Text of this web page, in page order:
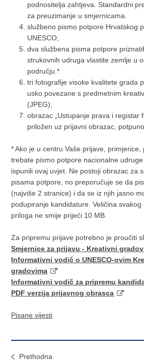
podnositelja zahtjeva. Standardni
za preuzimanje u smjernicama.
službeno pismo potpore Hrvatskog
UNESCO;
dva službena pisma potpore
strukovnih udruga vlastite zemlje u
području.*
tri fotografije visoke kvalitete grada
usko povezane s predmetnim
(JPEG);
obrazac „Ustupanje prava i registar
priložen uz prijavni obrazac,
* Ako je u centru Vaše prijave, primjerice,
trebate pismo potpore nacionalne
ispunili ovaj uvjet. Ne postoji obrazac za
pisama potpore, no preporučuje se da
(najviše 2 stranice) i da se iz njih jasno
podupiranje kandidature. Veličina
priloga ne smije prijeći 10 MB.
Za pripremu prijave potrebno je proučiti
Smjernice za prijavu - Kreativni
Informativni vodič o UNESCO-ovim
gradovima
Informativni vodič za pripremu
PDF verzija prijavnog obrasca
Pisane vijesti
Prethodna